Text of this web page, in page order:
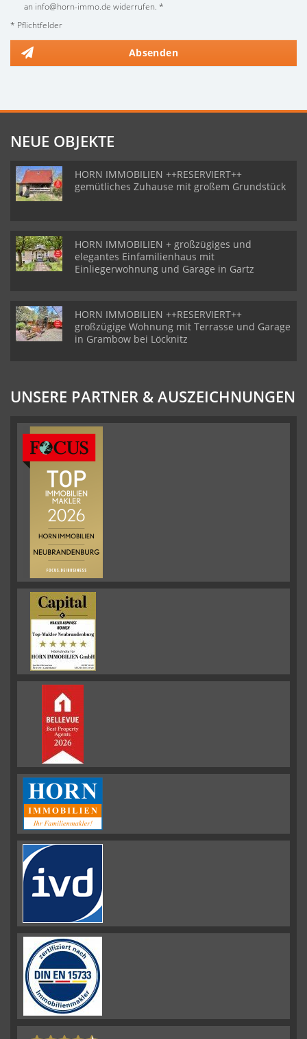
an info@horn-immo.de widerrufen. *
* Pflichtfelder
Absenden
NEUE OBJEKTE
HORN IMMOBILIEN ++RESERVIERT++
gemütliches Zuhause mit großem Grundstück
HORN IMMOBILIEN + großzügiges und
elegantes Einfamilienhaus mit
Einliegerwohnung und Garage in Gartz
HORN IMMOBILIEN ++RESERVIERT++
großzügige Wohnung mit Terrasse und Garage
in Grambow bei Löcknitz
UNSERE PARTNER & AUSZEICHNUNGEN